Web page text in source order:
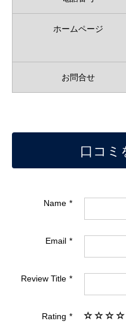
ホームページ
お問合せ
口コミ
Name
Email
Review Title
Rating